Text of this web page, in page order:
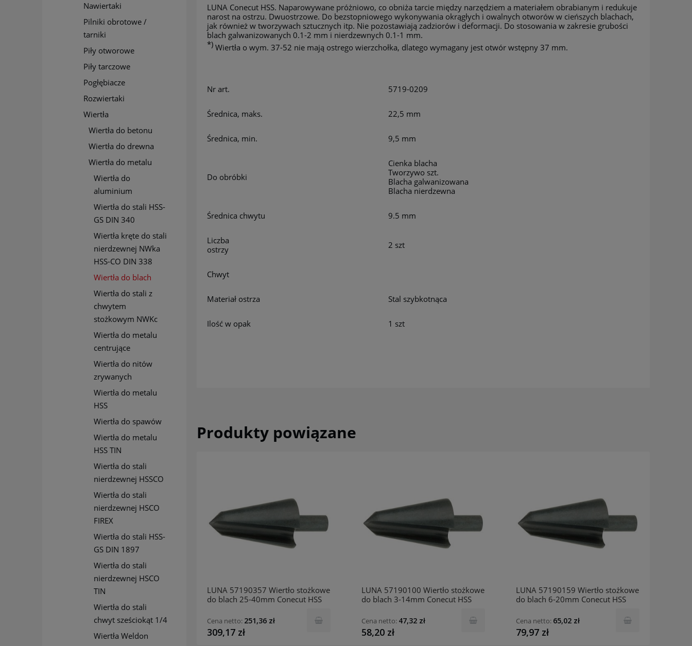
Nawiertaki
Pilniki obrotowe /
tarniki
Piły otworowe
Piły tarczowe
Pogłębiacze
Rozwiertaki
Wiertła
Wiertła do betonu
Wiertła do drewna
Wiertła do metalu
Wiertła do
aluminium
Wiertła do stali HSS-
GS DIN 340
Wiertła kręte do stali
nierdzewnej NWka
HSS-CO DIN 338
Wiertła do blach
Wiertła do stali z
chwytem
stożkowym NWKc
Wiertła do metalu
centrujące
Wiertła do nitów
zrywanych
Wiertła do metalu
HSS
Wiertła do spawów
Wiertła do metalu
HSS TIN
Wiertła do stali
nierdzewnej HSSCO
Wiertła do stali
nierdzewnej HSCO
FIREX
Wiertła do stali HSS-
GS DIN 1897
Wiertła do stali
nierdzewnej HSCO
TIN
Wiertła do stali
chwyt sześciokąt 1/4
Wiertła Weldon
LUNA Conecut HSS. Naparowywane próżniowo, co obniża tarcie między narzędziem a materiałem obrabianym i redukuje
narost na ostrzu. Dwuostrzowe. Do bezstopniowego wykonywania okrągłych i owalnych otworów w cieńszych blachach,
jak również w tworzywach sztucznych itp. Nie pozostawiają zadziorów i deformacji. Do stosowania w zakresie grubości
blach galwanizowanych 0.1-2 mm i nierdzewnych 0.1-1 mm.
*) Wiertła o wym. 37-52 nie mają ostrego wierzchołka, dlatego wymagany jest otwór wstępny 37 mm.
Nr art. 5719-0209
Średnica, maks. 22,5 mm
Średnica, min. 9,5 mm
Do obróbki
Cienka blacha
Tworzywo szt.
Blacha galwanizowana
Blacha nierdzewna
Średnica chwytu 9.5 mm
Liczba
ostrzy
2 szt
Chwyt
Materiał ostrza Stal szybkotnąca
Ilość w opak 1 szt
Produkty powiązane
LUNA 57190308 Wiertło stożkowe
113,12 zł
LUNA 57190357 Wiertło stożkowe
do blach 25-40mm Conecut HSS
309,17 zł
Cena netto: 251,36 zł
LUNA 57190100 Wiertło stożkowe
do blach 3-14mm Conecut HSS
58,20 zł
Cena netto: 47,32 zł
LUNA 57190159 Wiertło stożkowe
do blach 6-20mm Conecut HSS
79,97 zł
Cena netto: 65,02 zł